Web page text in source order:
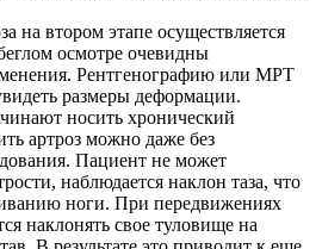
на втором этапе осуществляется
осмотре очевидны
Рентгенографию или МРТ
размеры деформации.
носить хронический
артроз можно даже без
Пациент не может
наблюдается наклон таза, что
ноги. При передвижениях
наклонять свое туловище на